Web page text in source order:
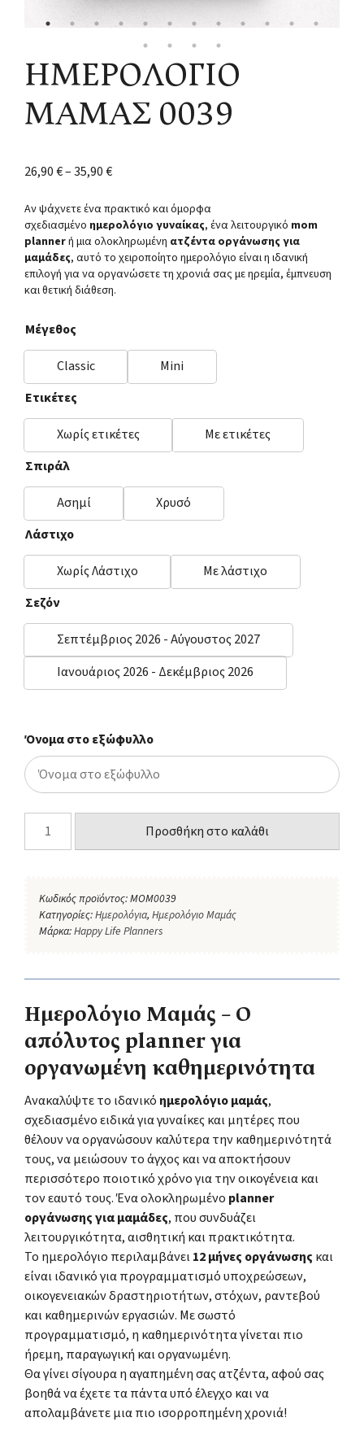
ΗΜΕΡΟΛΟΓΙΟ
ΜΑΜΑΣ 0039
26,90€–35,90€
Αν ψάχνετε ένα πρακτικό και όμορφα
σχεδιασμένο ημερολόγιο γυναίκας, ένα λειτουργικό mom
plannerή μια ολοκληρωμένη ατζέντα οργάνωσης για
μαμάδες, αυτό το χειροποίητο ημερολόγιο είναι η ιδανική
επιλογή για να οργανώσετε τη χρονιά σας με ηρεμία, έμπνευση
και θετική διάθεση.
Μέγεθος
Classic
Mini
Ετικέτες
Χωρίς ετικέτες
Με ετικέτες
Σπιράλ
Ασημί
Χρυσό
Λάστιχο
Χωρίς Λάστιχο
Με λάστιχο
Σεζόν
Σεπτέμβριος 2026 - Αύγουστος 2027
Ιανουάριος 2026 - Δεκέμβριος 2026
Όνομα στο εξώφυλλο
Προσθήκη στο καλάθι
Κωδικός προϊόντος:MOM0039
Κατηγορίες:Ημερολόγια, Ημερολόγιο Μαμάς
Μάρκα:Happy Life Planners
Ημερολόγιο Μαμάς – Ο
απόλυτος planner για
οργανωμένη καθημερινότητα
Ανακαλύψτε το ιδανικό ημερολόγιο μαμάς,
σχεδιασμένο ειδικά για γυναίκες και μητέρες που
θέλουν να οργανώσουν καλύτερα την καθημερινότητά
τους, να μειώσουν το άγχος και να αποκτήσουν
περισσότερο ποιοτικό χρόνο για την οικογένεια και
τον εαυτό τους. Ένα ολοκληρωμένο planner
οργάνωσης για μαμάδες, που συνδυάζει
λειτουργικότητα, αισθητική και πρακτικότητα.
Το ημερολόγιο περιλαμβάνει12 μήνες οργάνωσης και
είναι ιδανικό για προγραμματισμό υποχρεώσεων,
οικογενειακών δραστηριοτήτων, στόχων, ραντεβού
και καθημερινών εργασιών. Με σωστό
προγραμματισμό, η καθημερινότητα γίνεται πιο
ήρεμη, παραγωγική και οργανωμένη.
Θα γίνει σίγουρα η αγαπημένη σας ατζέντα, αφού σας
βοηθά να έχετε τα πάντα υπό έλεγχο και να
απολαμβάνετε μια πιο ισορροπημένη χρονιά!